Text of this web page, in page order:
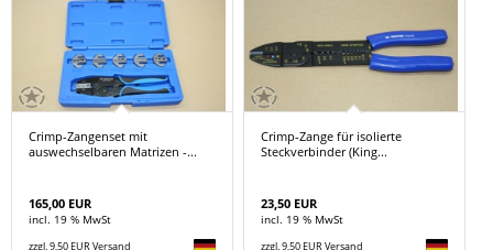
Crimp-Zangenset mit
auswechselbaren Matrizen -...
165,00 EUR
incl. 19 % MwSt
zzgl. 9,50 EUR Versand
Crimp-Zange für isolierte
Steckverbinder (King...
23,50 EUR
incl. 19 % MwSt
zzgl. 9,50 EUR Versand